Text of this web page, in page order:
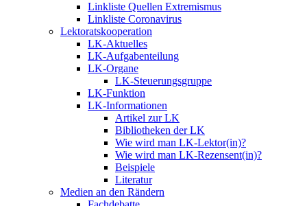
Linkliste Quellen Extremismus
Linkliste Coronavirus
Lektoratskooperation
LK-Aktuelles
LK-Aufgabenteilung
LK-Organe
LK-Steuerungsgruppe
LK-Funktion
LK-Informationen
Artikel zur LK
Bibliotheken der LK
Wie wird man LK-Lektor(in)?
Wie wird man LK-Rezensent(in)?
Beispiele
Literatur
Medien an den Rändern